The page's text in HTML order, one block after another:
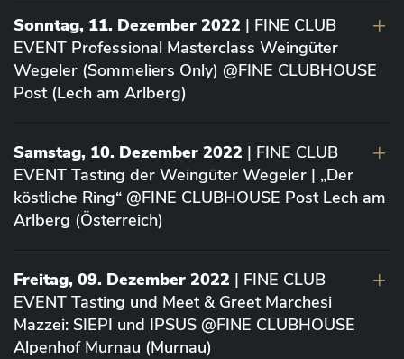
Sonntag, 11. Dezember 2022 | FINE CLUB
EVENT Professional Masterclass Weingüter
Wegeler (Sommeliers Only) @FINE CLUBHOUSE
Post (Lech am Arlberg)
Samstag, 10. Dezember 2022 | FINE CLUB
EVENT Tasting der Weingüter Wegeler | „Der
köstliche Ring“ @FINE CLUBHOUSE Post Lech am
Arlberg (Österreich)
Freitag, 09. Dezember 2022 | FINE CLUB
EVENT Tasting und Meet & Greet Marchesi
Mazzei: SIEPI und IPSUS @FINE CLUBHOUSE
Alpenhof Murnau (Murnau)